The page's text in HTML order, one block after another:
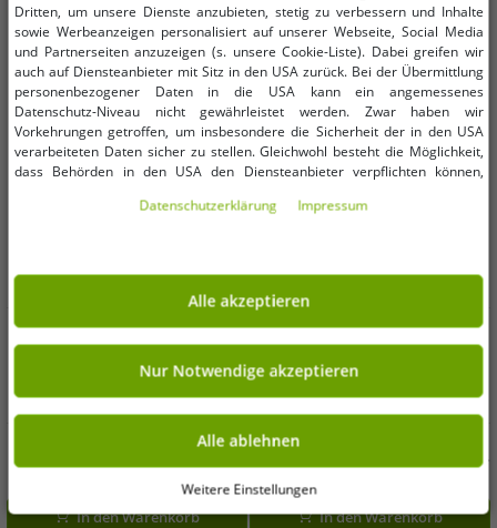
3XL 4XL 5XL
Robuste Build Your Brand Savage
01745 Anthrazit-Grau
14,99 €
In den Warenkorb
M
Robuste Build Your Brand Savage
UVP:
In den Warenkorb
Dritten, um unsere Dienste anzubieten, stetig zu verbessern und Inhalte
sowie Werbeanzeigen personalisiert auf unserer Webseite, Social Media
und Partnerseiten anzuzeigen (s. unsere Cookie-Liste). Dabei greifen wir
auch auf Diensteanbieter mit Sitz in den USA zurück. Bei der Übermittlung
personenbezogener Daten in die USA kann ein angemessenes
Datenschutz-Niveau nicht gewährleistet werden. Zwar haben wir
Vorkehrungen getroffen, um insbesondere die Sicherheit der in den USA
verarbeiteten Daten sicher zu stellen. Gleichwohl besteht die Möglichkeit,
dass Behörden in den USA den Diensteanbieter verpflichten können,
im Einzelfall auf Basis entsprechender US-Gesetzgebung, ein wirksamer
Zugriff informiert wirst. Mit Deiner Einwilligung gem. Art. 49 Abs. 1 lit. a
DSGVO erklärst Du Dich in die Übermittlung in die USA für einverstanden
(s.a. unsere Datenschutzerklärung). Du hast die Wahl, ob nur notwendige
Cookies verwendet werden sollen oder ob Du darüber hinaus weitere
Cookies akzeptieren möchtest. Standardmäßig sind nur notwendige Dienste
aktiv, was Du unter „Nur Notwendige akzeptieren verwenden“ bestätigen
kannst. Du kannst Deine Einwilligung entweder für „Alle akzeptieren“
erklären oder unter „Weitere Einstellungen“ an Deine Wünsche anpassen.
Deine Einwilligung kannst Du jederzeit über „Datenschutz-Einstellungen“
am Ende jeder unserer Seiten mit Wirkung für die Zukunft widerrufen oder
ändern.
Daten­schutz­erklärung Impressum
Alle akzeptieren
Nur Notwendige akzeptieren
Alle ablehnen
Weitere Einstellungen